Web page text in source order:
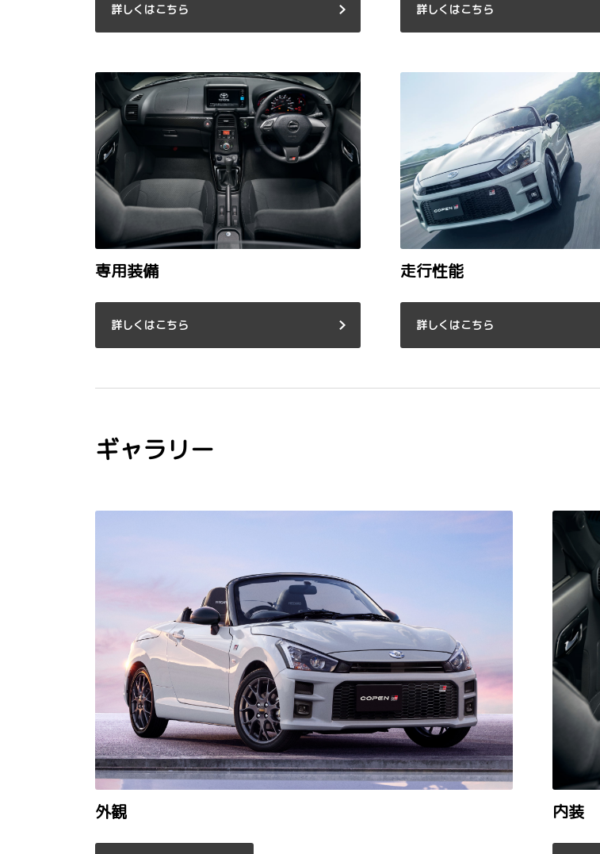
詳しくはこちら 詳しくはこちら
専用装備
詳しくはこちら
走行性能
詳しくはこちら
ギャラリー
外観 内装